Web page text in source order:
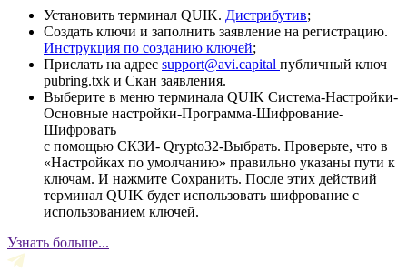
Установить терминал QUIK. Дистрибутив;
Создать ключи и заполнить заявление на регистрацию.
Инструкция по созданию ключей;
Прислать на адрес support@avi.capital публичный ключ
pubring.txk и Скан заявления.
Выберите в меню терминала QUIK Система-Настройки-
Основные настройки-Программа-Шифрование-
Шифровать
с помощью СКЗИ- Qrypto32-Выбрать. Проверьте, что в
«Настройках по умолчанию» правильно указаны пути к
ключам. И нажмите Сохранить. После этих действий
терминал QUIK будет использовать шифрование с
использованием ключей.
Узнать больше...